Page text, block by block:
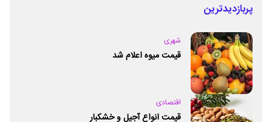
پربازدیدترین
شهری
قیمت میوه اعلام شد
اقتصادی
قیمت انواع آجیل و خشکبار